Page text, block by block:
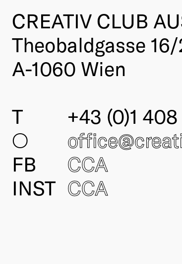
CREATIV CLUB
Theobaldgasse
A-1060 Wien
T
+43 (0)1 408
○
FB
CCA
INST CCA